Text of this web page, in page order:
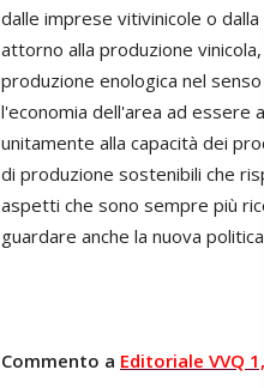
dalle imprese vitivinicole o
attorno alla produzione
produzione enologica nel
l'economia dell'area ad essere
unitamente alla capacità dei
di produzione sostenibili che
aspetti che sono sempre più
guardare anche la nuova
Commento a Editoriale VVQ